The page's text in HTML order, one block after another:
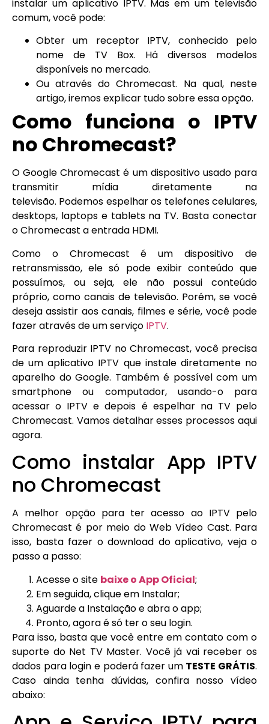
instalar um aplicativo IPTV. Mas em um televisão
comum, você pode:
Obter um receptor IPTV, conhecido pelo
nome de TV Box. Há diversos modelos
disponíveis no mercado.
Ou através do Chromecast. Na qual, neste
artigo, iremos explicar tudo sobre essa opção.
Como funciona o IPTV
no Chromecast?
O Google Chromecast é um dispositivo usado para
transmitir mídia diretamente na
televisão. Podemos espelhar os telefones celulares,
desktops, laptops e tablets na TV. Basta conectar
o Chromecast a entrada HDMI.
Como o Chromecast é um dispositivo de
retransmissão, ele só pode exibir conteúdo que
possuímos, ou seja, ele não possui conteúdo
próprio, como canais de televisão. Porém, se você
deseja assistir aos canais, filmes e série, você pode
fazer através de um serviço IPTV.
Para reproduzir IPTV no Chromecast, você precisa
de um aplicativo IPTV que instale diretamente no
aparelho do Google. Também é possível com um
smartphone ou computador, usando-o para
acessar o IPTV e depois é espelhar na TV pelo
Chromecast. Vamos detalhar esses processos aqui
agora.
Como instalar App IPTV
no Chromecast
A melhor opção para ter acesso ao IPTV pelo
Chromecast é por meio do Web Vídeo Cast. Para
isso, basta fazer o download do aplicativo, veja o
passo a passo:
Acesse o site baixe o App Oficial;
Em seguida, clique em Instalar;
Aguarde a Instalação e abra o app;
Pronto, agora é só ter o seu login.
Para isso, basta que você entre em contato com o
suporte do Net TV Master. Você já vai receber os
dados para login e poderá fazer um TESTE GRÁTIS.
Caso ainda tenha dúvidas, confira nosso vídeo
abaixo: